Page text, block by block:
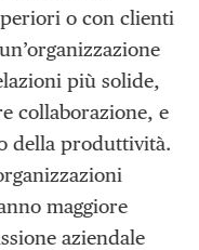
o con clienti
più solide,
collaborazione, e
della produttività.
maggiore
aziendale